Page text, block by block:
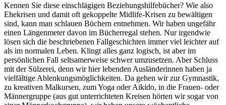
Kennen Sie diese einschlägigen Beziehungshilfebücher? Wie also
Ehekrisen und damit oft gekoppelte Midlife-Krisen zu bewältigen
sind, kann man schlauen Büchern entnehmen. Wir haben ungefähr
einen Längenmeter davon im Bücherregal stehen. Nur irgendwie
lösen sich die beschriebenen Fallgeschichten immer viel leichter auf
als im normalen Leben. Klingt alles ganz logisch, ist aber im
persönlichen Fall seltsamerweise schwer umzusetzen. Aber Schluss
mit der Sülzerei, denn wir hier lebenden Ausländerinnen haben ja
vielfältige Ablenkungsmöglichkeiten. Da gehen wir zur Gymnastik,
zu kreativen Malkursen, zum Yoga oder Aikido, in die Frauen- oder
Männergruppe (aus gut unterrichteten Kreisen hörten wir sogar von